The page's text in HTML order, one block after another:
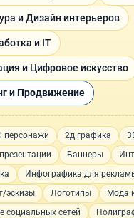
и Дизайн интерьеров
и IT
и Цифровое искусство
и Продвижение
персонажи 2д графика
Баннеры
Инфографика для
эскизы
Логотипы
Мода
социальных сетей